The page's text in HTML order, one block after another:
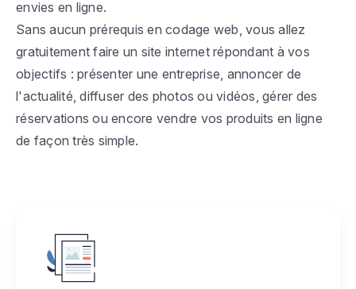
envies en ligne.
Sans aucun prérequis en codage web, vous allez
gratuitement faire un site internet répondant à vos
objectifs : présenter une entreprise, annoncer de
l'actualité, diffuser des photos ou vidéos, gérer des
réservations ou encore vendre vos produits en ligne
de façon très simple.